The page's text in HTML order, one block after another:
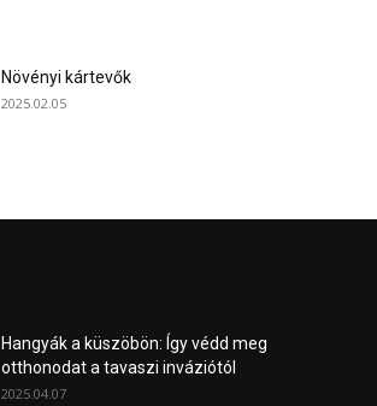
Növényi kártevők
2025.02.05
Hangyák a küszöbön: Így védd meg
otthonodat a tavaszi inváziótól
2025.04.07